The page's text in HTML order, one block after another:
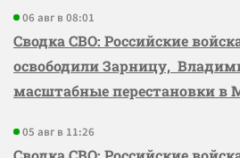
06 авг в 08:01
Сводка СВО: Российские
освободили Зарницу,
масштабные перестановки в
05 авг в 11:26